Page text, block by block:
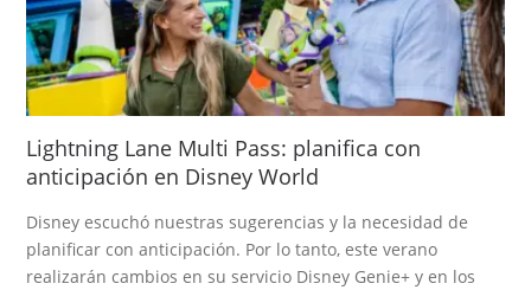
Lightning Lane Multi Pass: planifica con
anticipación en Disney World
Disney escuchó nuestras sugerencias y la necesidad de
planificar con anticipación. Por lo tanto, este verano
realizarán cambios en su servicio Disney Genie+ y en los